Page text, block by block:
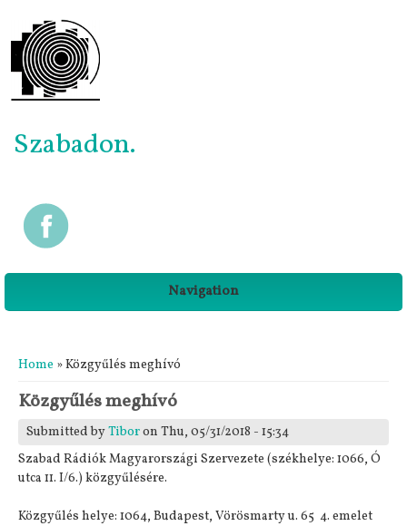
Szabadon.
Navigation
You are here
Home » Közgyűlés meghívó
Közgyűlés meghívó
Submitted byTiboron Thu, 05/31/2018 - 15:34
Szabad Rádiók Magyarországi Szervezete (székhelye: 1066, Ó
utca 11. I/6.) közgyűlésére.
Közgyűlés helye: 1064, Budapest, Vörösmarty u. 65 4. emelet